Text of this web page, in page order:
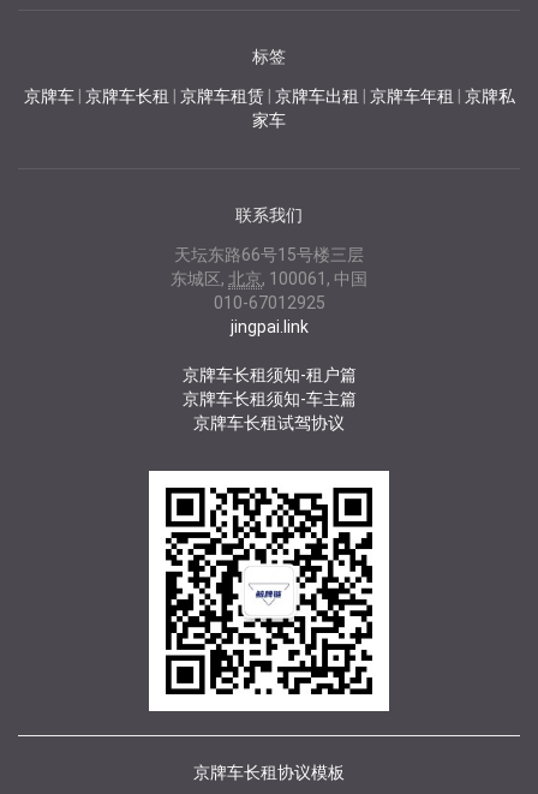
标签
京牌车| 京牌车长租 京牌车租赁| 京牌车出租 京牌车年租
京牌私
家车
联系我们
天坛东路66号15号楼三层
东城区, 北京, 100061 , 中国
010-67012925
jingpai.link
京牌车长租须知-租户篇
京牌车长租须知-车主篇
京牌车长租试驾协议
京牌车长租协议模板